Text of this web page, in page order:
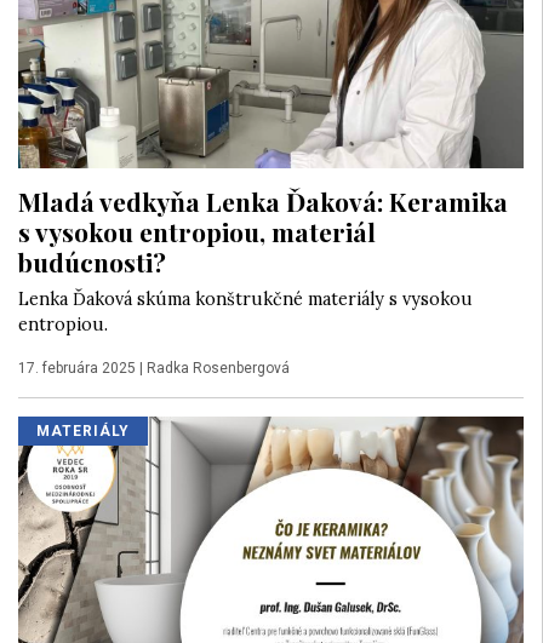
Mladá vedkyňa Lenka Ďaková: Keramika
s vysokou entropiou, materiál
budúcnosti?
Lenka Ďaková skúma konštrukčné materiály s vysokou
entropiou.
17. februára 2025 | Radka Rosenbergová
MATERIÁLY